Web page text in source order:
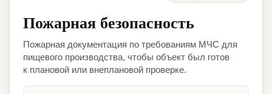
Пожарная безопасность
Пожарная документация по требованиям МЧС для
пищевого производства, чтобы объект был готов
к плановой или внеплановой проверке.